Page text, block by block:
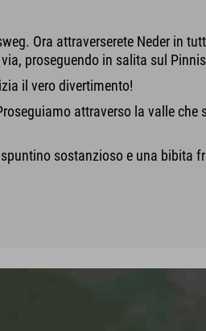
Ora attraverserete Neder in
proseguendo in salita sul
il vero divertimento!
attraverso la valle che
sostanzioso e una bibita